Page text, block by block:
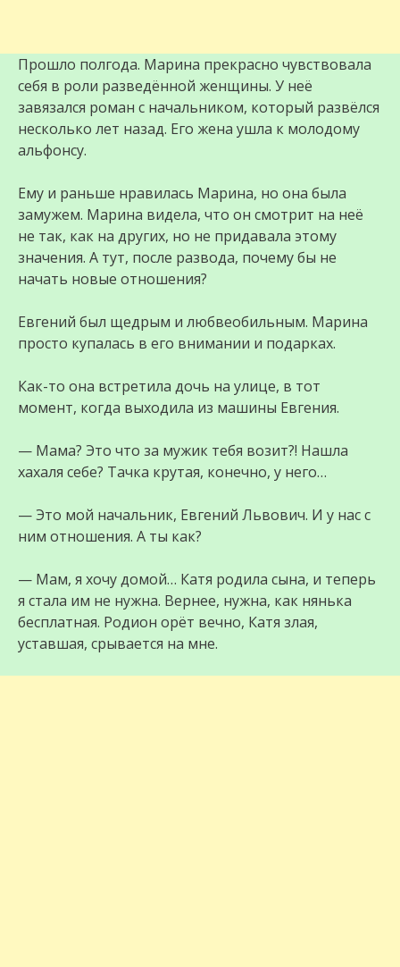
Прошло полгода. Марина прекрасно чувствовала
себя в роли разведённой женщины. У неё
завязался роман с начальником, который развёлся
несколько лет назад. Его жена ушла к молодому
альфонсу.
Ему и раньше нравилась Марина, но она была
замужем. Марина видела, что он смотрит на неё
не так, как на других, но не придавала этому
значения. А тут, после развода, почему бы не
начать новые отношения?
Евгений был щедрым и любвеобильным. Марина
просто купалась в его внимании и подарках.
Как-то она встретила дочь на улице, в тот
момент, когда выходила из машины Евгения.
— Мама? Это что за мужик тебя возит?! Нашла
хахаля себе? Тачка крутая, конечно, у него…
— Это мой начальник, Евгений Львович. И у нас с
ним отношения. А ты как?
— Мам, я хочу домой… Катя родила сына, и теперь
я стала им не нужна. Вернее, нужна, как нянька
бесплатная. Родион орёт вечно, Катя злая,
уставшая, срывается на мне.